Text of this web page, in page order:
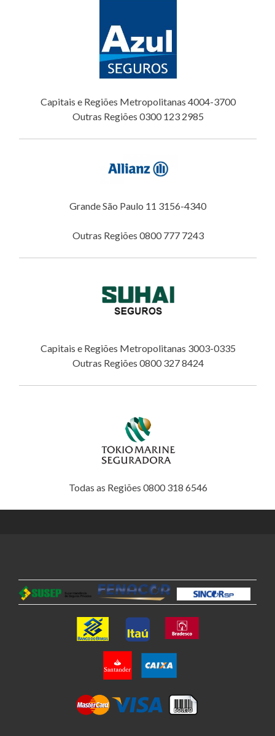
Capitais e Regiões Metropolitanas 4004-3700
Outras Regiões 0300 123 2985
Grande São Paulo 11 3156-4340
Outras Regiões 0800 777 7243
Capitais e Regiões Metropolitanas 3003-0335
Outras Regiões 0800 327 8424
Todas as Regiões 0800 318 6546